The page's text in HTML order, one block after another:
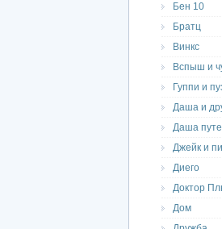
Бен 10
Братц
Винкс
Вспыш и
Гуппи и
Даша и
Даша
Джейк и
Диего
Доктор
Дом